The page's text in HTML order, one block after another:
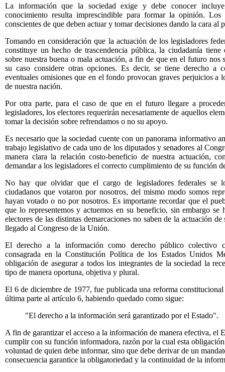
La información que la sociedad exige y debe conocer
conocimiento resulta imprescindible para formar la opinión. Los
conscientes de que deben actuar y tomar decisiones dando la cara al
Tomando en consideración que la actuación de los legisladores
constituye un hecho de trascendencia pública, la ciudadanía
sobre nuestra buena o mala actuación, a fin de que en el futuro nos
su caso considere otras opciones. Es decir, se tiene derecho a
eventuales omisiones que en el fondo provocan graves perjuicios a
de nuestra nación.
Por otra parte, para el caso de que en el futuro llegare a
legisladores, los electores requerirán necesariamente de aquellos
tomar la decisión sobre refrendamos o no su apoyo.
Es necesario que la sociedad cuente con un panorama informativo
trabajo legislativo de cada uno de los diputados y senadores al
manera clara la relación costo-beneficio de nuestra actuación,
demandar a los legisladores el correcto cumplimiento de su función
No hay que olvidar que el cargo de legisladores federales se
ciudadanos que votaron por nosotros, del mismo modo somos
hayan votado o no por nosotros. Es importante recordar que el
que lo representemos y actuemos en su beneficio, sin embargo
electores de las distintas demarcaciones no saben de la actuación
llegado al Congreso de la Unión.
El derecho a la información como derecho público colectivo
consagrada en la Constitución Política de los Estados Unidos
obligación de asegurar a todos los integrantes de la sociedad la
tipo de manera oportuna, objetiva y plural.
El 6 de diciembre de 1977, fue publicada una reforma
última parte al artículo 6, habiendo quedado como sigue:
"El derecho a la información será garantizado por el Estado".
A fin de garantizar el acceso a la información de manera efectiva, el
cumplir con su función informadora, razón por la cual esta
voluntad de quien debe informar, sino que debe derivar de un
consecuencia garantice la obligatoriedad y la continuidad de la